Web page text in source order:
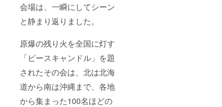
会場は、一瞬にしてシーン
と静まり返りました。
原爆の残り火を全国に灯す
「ピースキャンドル」を題
されたその会は、北は北海
道から南は沖縄まで、各地
から集まった100名ほどの